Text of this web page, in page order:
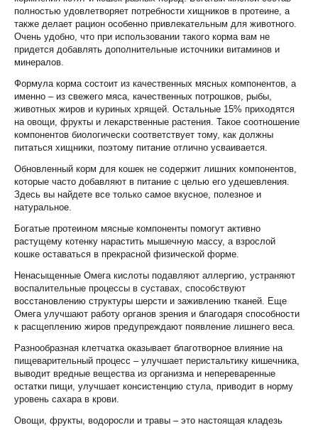
полностью удовлетворяет потребности хищников в протеине, а
также делает рацион особенно привлекательным для животного.
Очень удобно, что при использовании такого корма вам не
придется добавлять дополнительные источники витаминов и
минералов.
Формула корма состоит из качественных мясных компонентов, а
именно – из свежего мяса, качественных потрошков, рыбы,
животных жиров и куриных хрящей. Остальные 15% приходятся
на овощи, фрукты и лекарственные растения. Такое соотношение
компонентов биологически соответствует тому, как должны
питаться хищники, поэтому питание отлично усваивается.
Обновленный корм для кошек не содержит лишних компонентов,
которые часто добавляют в питание с целью его удешевления.
Здесь вы найдете все только самое вкусное, полезное и
натуральное.
Богатые протеином мясные компоненты помогут активно
растущему котенку нарастить мышечную массу, а взрослой
кошке оставаться в прекрасной физической форме.
Ненасыщенные Омега кислоты подавляют аллергию, устраняют
воспалительные процессы в суставах, способствуют
восстановлению структуры шерсти и заживлению тканей. Еще
Омега улучшают работу органов зрения и благодаря способности
к расщеплению жиров предупреждают появление лишнего веса.
Разнообразная клетчатка оказывает благотворное влияние на
пищеварительный процесс – улучшает перистальтику кишечника,
выводит вредные вещества из организма и непереваренные
остатки пищи, улучшает консистенцию стула, приводит в норму
уровень сахара в крови.
Овощи, фрукты, водоросли и травы – это настоящая кладезь